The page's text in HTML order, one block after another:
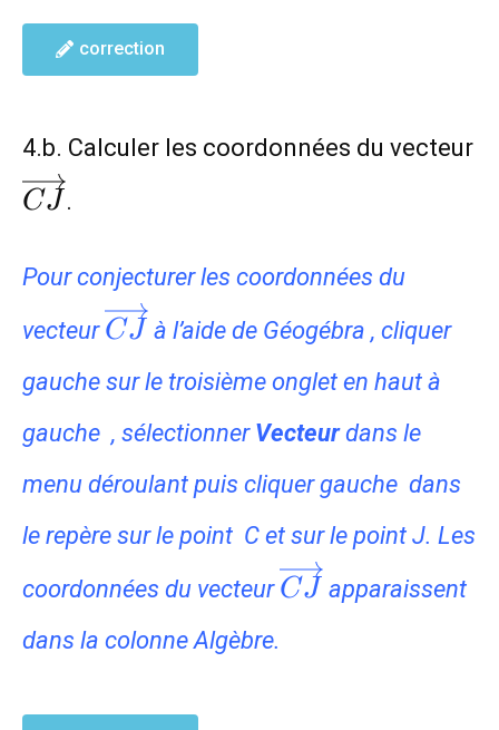
correction
4.b. Calculer les coordonnées du vecteur
\overrightarrow{CJ}
CJ .
Pour conjecturer les coordonnées du
vecteur\overrightarrow{CJ}
CJ à l’aide de Géogébra , cliquer
gauche sur le troisième onglet en haut à
gauche , sélectionner Vecteurdans le
menu déroulant puis cliquer gauche dans
le repère sur le point C et sur le point J. Les
coordonnées du vecteur CJ apparaissent
dans la colonne Algèbre.